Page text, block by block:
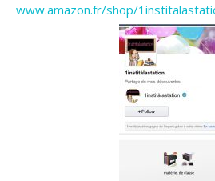
www.amazon.fr/shop/